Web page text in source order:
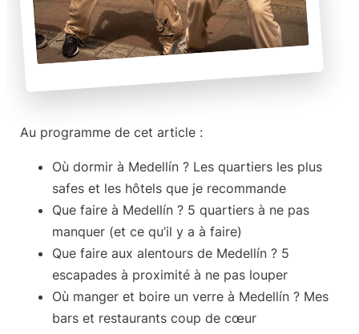
Au programme de cet article :
Où dormir à Medellín ? Les quartiers les plus
safes et les hôtels que je recommande
Que faire à Medellín ? 5 quartiers à ne pas
manquer (et ce qu’il y a à faire)
Que faire aux alentours de Medellín ? 5
escapades à proximité à ne pas louper
Où manger et boire un verre à Medellín ? Mes
bars et restaurants coup de cœur